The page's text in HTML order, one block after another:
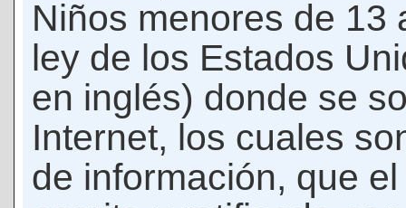
Niños menores de 13
ley de los Estados
en inglés) donde se
Internet, los cuales
de información, que